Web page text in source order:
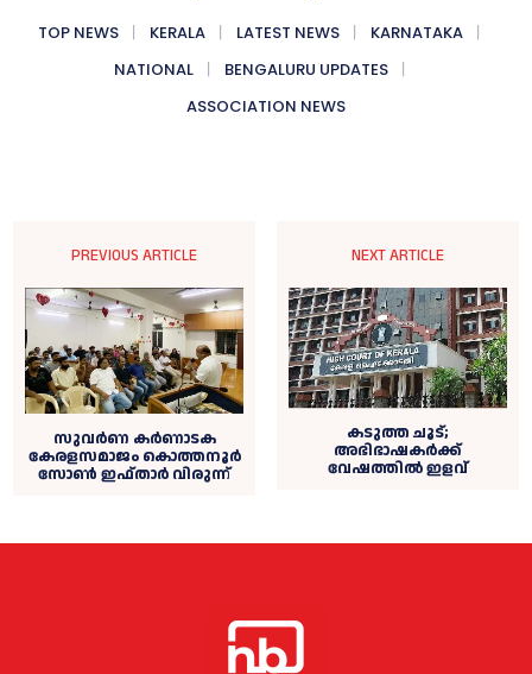
TOP NEWS KERALA LATEST NEWS
KARNATAKA
NATIONAL
BENGALURU UPDATES
ASSOCIATION NEWS
PREVIOUS ARTICLE
സുവർണ കർണാടക
കേരളസമാജം കൊത്തനൂർ
സോൺ ഇഫ്താർ വിരുന്ന്
NEXT ARTICLE
കടുത്ത ചൂട്;
അഭിഭാഷകര്‍ക്ക്
വേഷത്തില്‍ ഇളവ്